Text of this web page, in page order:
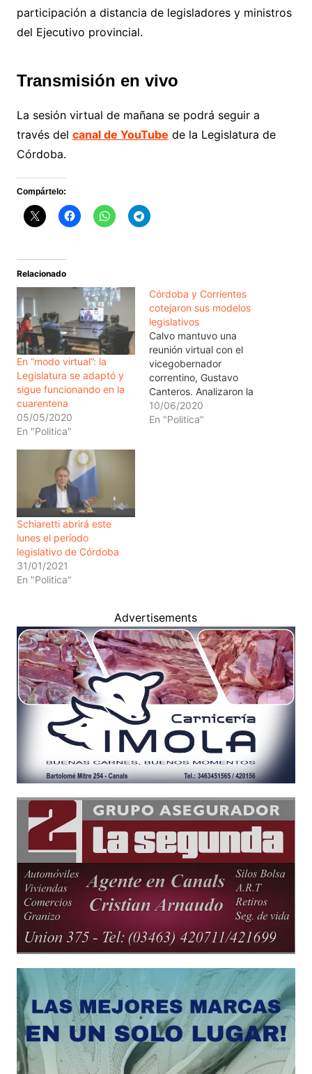
participación a distancia de legisladores y ministros
del Ejecutivo provincial.
Transmisión en vivo
La sesión virtual de mañana se podrá seguir a
través del canal de YouTube de la Legislatura de
Córdoba.
Compártelo:
Relacionado
En “modo virtual”: la
Legislatura se adaptó y
sigue funcionando en la
cuarentena
05/05/2020
En "Politica"
Córdoba y Corrientes
cotejaron sus modelos
legislativos
Calvo mantuvo una
reunión virtual con el
vicegobernador
correntino, Gustavo
Canteros. Analizaron la
actualidad parlamentaria
en sus jurisdicciones y la
10/06/2020
En "Politica"
Schiaretti abrirá este
lunes el período
legislativo de Córdoba
31/01/2021
En "Politica"
Advertisements